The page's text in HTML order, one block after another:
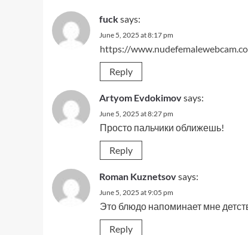
fucksays:
June 5, 2025 at 8:17 pm
https://
Reply
Artyom Evdokimovsays:
June 5, 2025 at 8:27 pm
Просто пальчики оближешь!
Reply
Roman Kuznetsovsays:
June 5, 2025 at 9:05 pm
Это блюдо напоминает мне
Reply